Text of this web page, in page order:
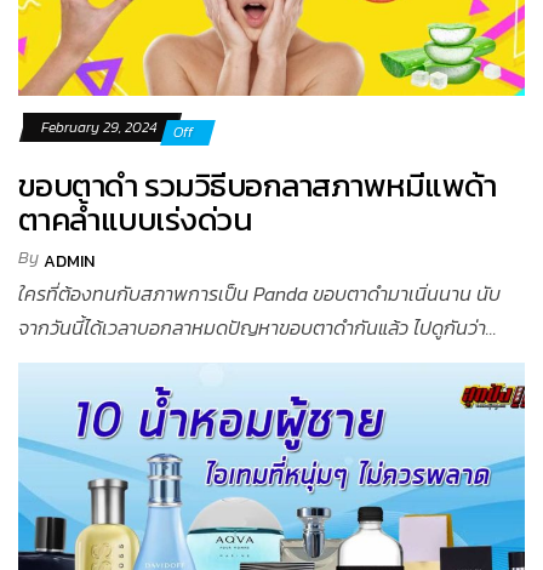
February 29, 2024 Off
ขอบตาดำ รวมวิธีบอกลาสภาพหมีแพด้า
ตาคล้ำแบบเร่งด่วน
ByADMIN
ใครที่ต้องทนกับสภาพการเป็น Panda ขอบตาดำมาเนิ่นนาน นับ
จากวันนี้ได้เวลาบอกลาหมดปัญหาขอบตาดำกันแล้ว ไปดูกันว่า...